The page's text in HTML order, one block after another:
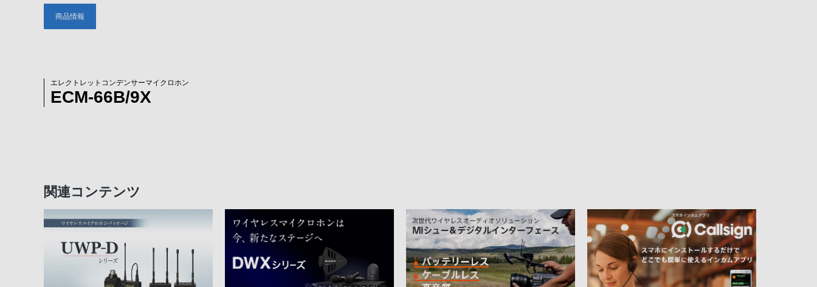
商品情報
エレクトレットコンデンサーマイクロホン
ECM-66B/9X
関連コンテンツ